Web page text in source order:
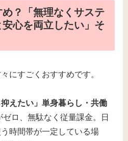
？「無理なくサステ
心を両立したい」そ
にすごくおすすめです。
抑えたい」単身暮らし・共働
ロ、無駄なく従量課金。日
時間帯が一定している場